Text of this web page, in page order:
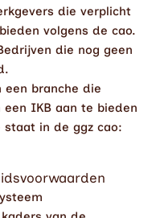
die verplicht
volgens de cao.
die nog geen
een branche die
IKB aan te bieden
staat in de ggz cao: